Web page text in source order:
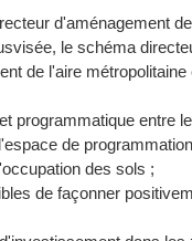
d'aménagement
le schéma
de l'aire
programmatique
de
des sols ;
de façonner